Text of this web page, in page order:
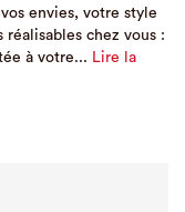
envies, votre style
chez vous :
à votre... Lire la